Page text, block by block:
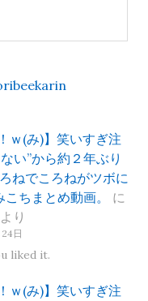
ｗ(み)】笑いすぎ注
い”から約２年ぶり
ねでころねがツボに
ちまとめ動画。
に
より
日
liked it.
ｗ(み)】笑いすぎ注